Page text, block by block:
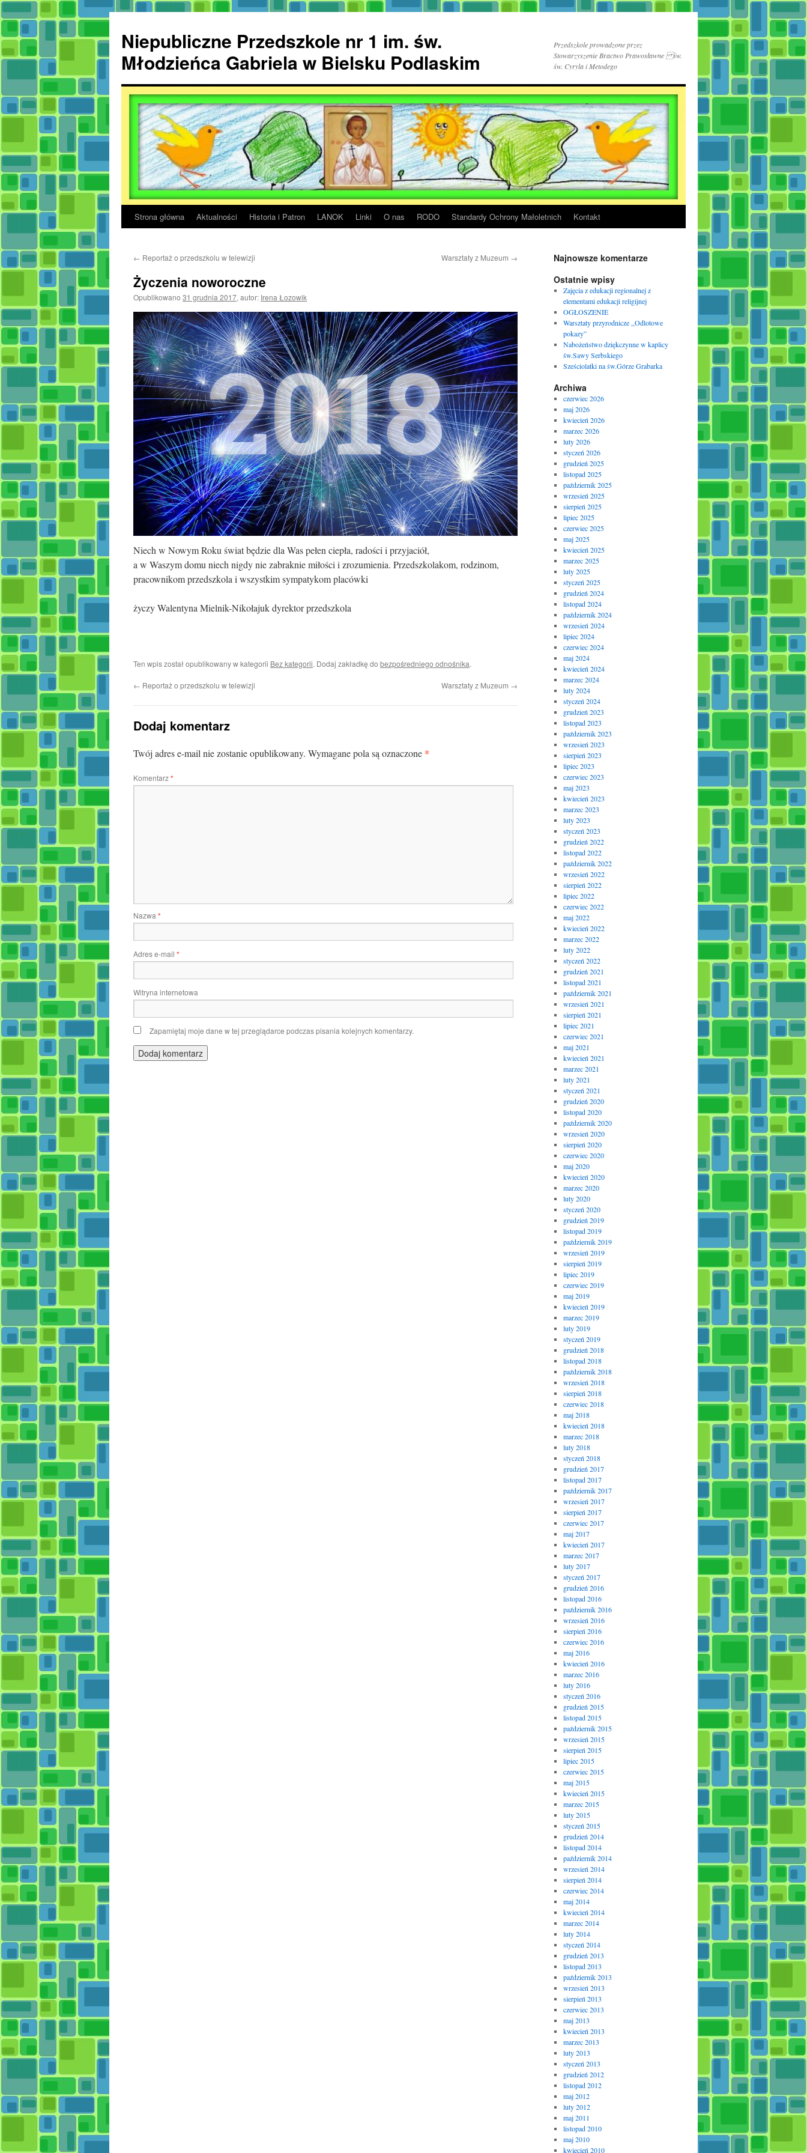
treści
Niepubliczne Przedszkole nr 1 im. św.
Młodzieńca Gabriela w Bielsku Podlaskim
Przedszkole prowadzone przez
Stowarzyszenie Bractwo Prawosławne św.
św. Cyryla i Metodego
Strona główna Aktualności Historia i Patron LANOK Linki O nas RODO Standardy Ochrony Małoletnich Kontakt
← Reportaż o przedszkolu w telewizji Warsztaty z Muzeum →
Życzenia noworoczne
Opublikowano 31 grudnia 2017, autor: Irena Łozowik
Niech w Nowym Roku świat będzie dla Was pełen ciepła, radości i przyjaciół,
a w Waszym domu niech nigdy nie zabraknie miłości i zrozumienia. Przedszkolakom, rodzinom,
pracownikom przedszkola i wszystkim sympatykom placówki
życzy Walentyna Mielnik-Nikołajuk dyrektor przedszkola
Ten wpis został opublikowany w kategorii Bez kategorii. Dodaj zakładkę do bezpośredniego odnośnika.
← Reportaż o przedszkolu w telewizji Warsztaty z Muzeum →
Dodaj komentarz
Twój adres e-mail nie zostanie opublikowany. Wymagane pola są oznaczone *
Komentarz*
Nazwa *
Adres e-mail *
Witryna internetowa
Zapamiętaj moje dane w tej przeglądarce podczas pisania kolejnych komentarzy.
Najnowsze komentarze
Ostatnie wpisy
Zajęcia z edukacji regionalnej z
elementami edukacji religijnej
OGŁOSZENIE
Warsztaty przyrodnicze ,,Odlotowe
pokazy”
Nabożeństwo dziękczynne w kaplicy
św.Sawy Serbskiego
Sześciolatki na św.Górze Grabarka
Archiwa
czerwiec 2026
maj 2026
kwiecień 2026
marzec 2026
luty 2026
styczeń 2026
grudzień 2025
listopad 2025
październik 2025
wrzesień 2025
sierpień 2025
lipiec 2025
czerwiec 2025
maj 2025
kwiecień 2025
marzec 2025
luty 2025
styczeń 2025
grudzień 2024
listopad 2024
październik 2024
wrzesień 2024
lipiec 2024
czerwiec 2024
maj 2024
kwiecień 2024
marzec 2024
luty 2024
styczeń 2024
grudzień 2023
listopad 2023
październik 2023
wrzesień 2023
sierpień 2023
lipiec 2023
czerwiec 2023
maj 2023
kwiecień 2023
marzec 2023
luty 2023
styczeń 2023
grudzień 2022
listopad 2022
październik 2022
wrzesień 2022
sierpień 2022
lipiec 2022
czerwiec 2022
maj 2022
kwiecień 2022
marzec 2022
luty 2022
styczeń 2022
grudzień 2021
listopad 2021
październik 2021
wrzesień 2021
sierpień 2021
lipiec 2021
czerwiec 2021
maj 2021
kwiecień 2021
marzec 2021
luty 2021
styczeń 2021
grudzień 2020
listopad 2020
październik 2020
wrzesień 2020
sierpień 2020
czerwiec 2020
maj 2020
kwiecień 2020
marzec 2020
luty 2020
styczeń 2020
grudzień 2019
listopad 2019
październik 2019
wrzesień 2019
sierpień 2019
lipiec 2019
czerwiec 2019
maj 2019
kwiecień 2019
marzec 2019
luty 2019
styczeń 2019
grudzień 2018
listopad 2018
październik 2018
wrzesień 2018
sierpień 2018
czerwiec 2018
maj 2018
kwiecień 2018
marzec 2018
luty 2018
styczeń 2018
grudzień 2017
listopad 2017
październik 2017
wrzesień 2017
sierpień 2017
czerwiec 2017
maj 2017
kwiecień 2017
marzec 2017
luty 2017
styczeń 2017
grudzień 2016
listopad 2016
październik 2016
wrzesień 2016
sierpień 2016
czerwiec 2016
maj 2016
kwiecień 2016
marzec 2016
luty 2016
styczeń 2016
grudzień 2015
listopad 2015
październik 2015
wrzesień 2015
sierpień 2015
lipiec 2015
czerwiec 2015
maj 2015
kwiecień 2015
marzec 2015
luty 2015
styczeń 2015
grudzień 2014
listopad 2014
październik 2014
wrzesień 2014
sierpień 2014
czerwiec 2014
maj 2014
kwiecień 2014
marzec 2014
luty 2014
styczeń 2014
grudzień 2013
listopad 2013
październik 2013
wrzesień 2013
sierpień 2013
czerwiec 2013
maj 2013
kwiecień 2013
marzec 2013
luty 2013
styczeń 2013
grudzień 2012
listopad 2012
maj 2012
luty 2012
maj 2011
listopad 2010
maj 2010
kwiecień 2010